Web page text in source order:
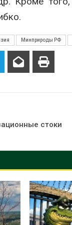
Минприроды РФ
стоки